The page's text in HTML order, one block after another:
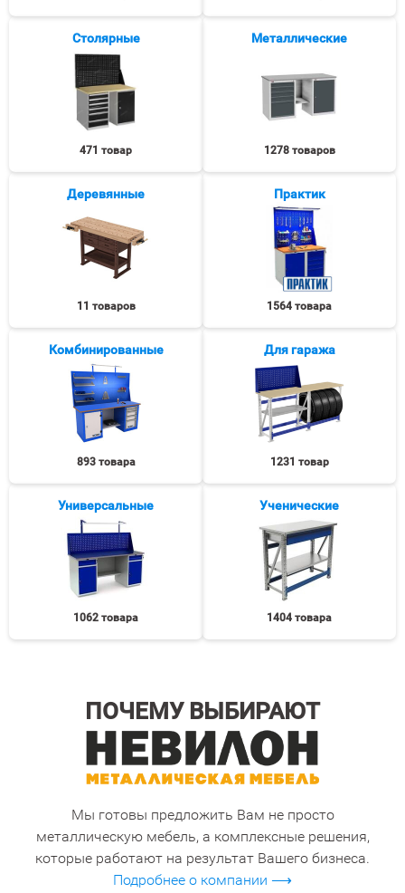
Столярные
471 товар
Металлические
1278 товаров
Деревянные
11 товаров
Практик
1564 товара
Комбинированные
893 товара
Для гаража
1231 товар
Универсальные
1062 товара
Ученические
1404 товара
ПОЧЕМУ ВЫБИРАЮТ
Мы готовы предложить Вам не просто
металлическую мебель, а комплексные решения,
которые работают на результат Вашего бизнеса.
Подробнее о компании ⟶